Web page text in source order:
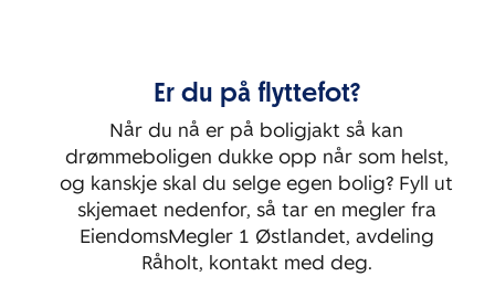
1
Rom:
3
Soverom:
2
Er du på flyttefot?
Når du nå er på boligjakt så kan
drømmeboligen dukke opp når som helst,
og kanskje skal du selge egen bolig? Fyll ut
skjemaet nedenfor, så tar en megler fra
EiendomsMegler 1 Østlandet, avdeling
Råholt, kontakt med deg.